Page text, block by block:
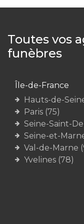
Toutes vos
funèbres
Île-de-France
Hauts-de-
Paris (75)
Seine-Saint-
Seine-et-
Val-de-Marne
Yvelines (78)